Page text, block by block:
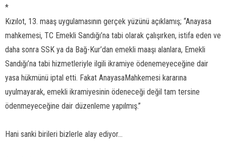
*
Kızılot, 13. maaş uygulamasının gerçek yüzünü açıklamış; “Anayasa
mahkemesi, TC Emekli Sandığı’na tabi olarak çalışırken, istifa eden ve
daha sonra SSK ya da Bağ-Kur’dan emekli maaşı alanlara, Emekli
Sandığı’na tabi hizmetleriyle ilgili ikramiye ödenemeyeceğine dair
yasa hükmünü iptal etti. Fakat AnayasaMahkemesi kararına
uyulmayarak, emekli ikramiyesinin ödeneceği değil tam tersine
ödenmeyeceğine dair düzenleme yapılmış.”
Hani sanki birileri bizlerle alay ediyor...